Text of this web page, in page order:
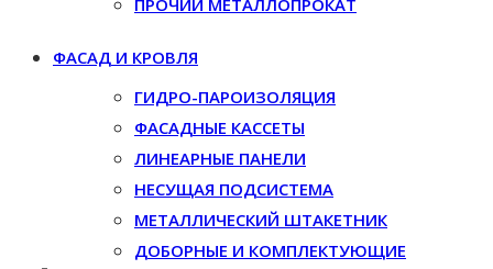
ПРОЧИЙ МЕТАЛЛОПРОКАТ
ФАСАД И КРОВЛЯ
ГИДРО-ПАРОИЗОЛЯЦИЯ
ФАСАДНЫЕ КАССЕТЫ
ЛИНЕАРНЫЕ ПАНЕЛИ
НЕСУЩАЯ ПОДСИСТЕМА
МЕТАЛЛИЧЕСКИЙ ШТАКЕТНИК
ДОБОРНЫЕ И КОМПЛЕКТУЮЩИЕ